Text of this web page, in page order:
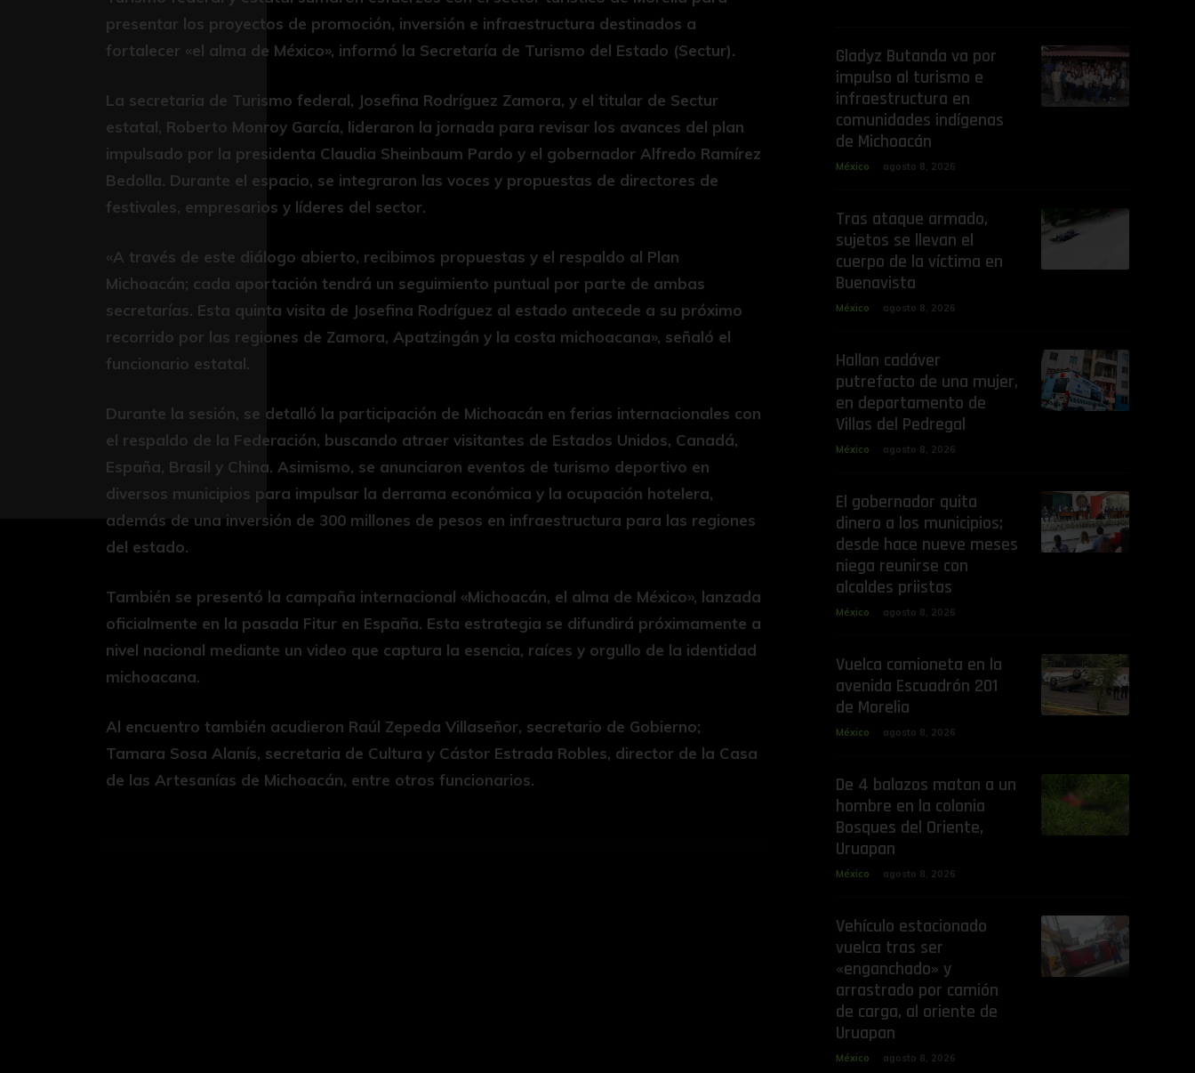
presentar los proyectos de promoción, inversión e infraestructura destinados a
fortalecer «el alma de México», informó la Secretaría de Turismo del Estado (Sectur).
La secretaria de Turismo federal, Josefina Rodríguez Zamora, y el titular de Sectur
estatal, Roberto Monroy García, lideraron la jornada para revisar los avances del plan
impulsado por la presidenta Claudia Sheinbaum Pardo y el gobernador Alfredo Ramírez
Bedolla. Durante el espacio, se integraron las voces y propuestas de directores de
festivales, empresarios y líderes del sector.
«A través de este diálogo abierto, recibimos propuestas y el respaldo al Plan
Michoacán; cada aportación tendrá un seguimiento puntual por parte de ambas
secretarías. Esta quinta visita de Josefina Rodríguez al estado antecede a su próximo
recorrido por las regiones de Zamora, Apatzingán y la costa michoacana», señaló el
funcionario estatal.
Durante la sesión, se detalló la participación de Michoacán en ferias internacionales con
el respaldo de la Federación, buscando atraer visitantes de Estados Unidos, Canadá,
España, Brasil y China. Asimismo, se anunciaron eventos de turismo deportivo en
diversos municipios para impulsar la derrama económica y la ocupación hotelera,
además de una inversión de 300 millones de pesos en infraestructura para las regiones
del estado.
También se presentó la campaña internacional «Michoacán, el alma de México», lanzada
oficialmente en la pasada Fitur en España. Esta estrategia se difundirá próximamente a
nivel nacional mediante un video que captura la esencia, raíces y orgullo de la identidad
michoacana.
Al encuentro también acudieron Raúl Zepeda Villaseñor, secretario de Gobierno;
Tamara Sosa Alanís, secretaria de Cultura y Cástor Estrada Robles, director de la Casa
de las Artesanías de Michoacán, entre otros funcionarios.
Gladyz Butanda va por
impulso al turismo e
infraestructura en
comunidades indígenas
de Michoacán
México agosto 8, 2026
Tras ataque armado,
sujetos se llevan el
cuerpo de la víctima en
Buenavista
México agosto 8, 2026
Hallan cadáver
putrefacto de una mujer,
en departamento de
Villas del Pedregal
México agosto 8, 2026
El gobernador quita
dinero a los municipios;
desde hace nueve meses
niega reunirse con
alcaldes priistas
México agosto 8, 2026
Vuelca camioneta en la
avenida Escuadrón 201
de Morelia
México agosto 8, 2026
De 4 balazos matan a un
hombre en la colonia
Bosques del Oriente,
Uruapan
México agosto 8, 2026
Vehículo estacionado
vuelca tras ser
«enganchado» y
arrastrado por camión
de carga, al oriente de
Uruapan
México agosto 8, 2026